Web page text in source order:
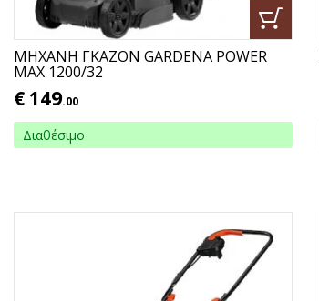
ΜΗΧΑΝΗ ΓΚΑΖΟΝ GARDENA POWER
MAX 1200/32
€ 149.00
Διαθέσιμο